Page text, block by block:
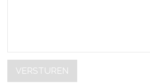
VERSTUREN